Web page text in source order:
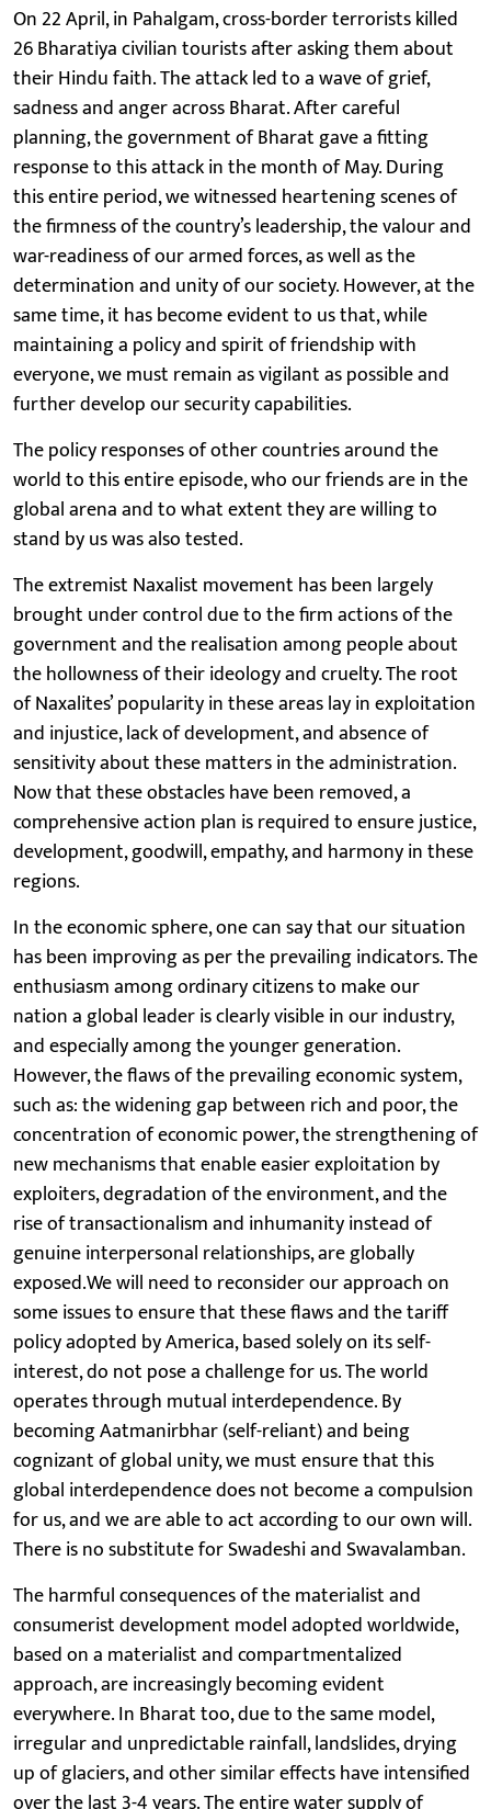
On 22 April, in Pahalgam, cross-border terrorists killed
26 Bharatiya civilian tourists after asking them about
their Hindu faith. The attack led to a wave of grief,
sadness and anger across Bharat. After careful
planning, the government of Bharat gave a fitting
response to this attack in the month of May. During
this entire period, we witnessed heartening scenes of
the firmness of the country’s leadership, the valour and
war-readiness of our armed forces, as well as the
determination and unity of our society. However, at the
same time, it has become evident to us that, while
maintaining a policy and spirit of friendship with
everyone, we must remain as vigilant as possible and
further develop our security capabilities.
The policy responses of other countries around the
world to this entire episode, who our friends are in the
global arena and to what extent they are willing to
stand by us was also tested.
The extremist Naxalist movement has been largely
brought under control due to the firm actions of the
government and the realisation among people about
the hollowness of their ideology and cruelty. The root
of Naxalites’ popularity in these areas lay in exploitation
and injustice, lack of development, and absence of
sensitivity about these matters in the administration.
Now that these obstacles have been removed, a
comprehensive action plan is required to ensure justice,
development, goodwill, empathy, and harmony in these
regions.
In the economic sphere, one can say that our situation
has been improving as per the prevailing indicators. The
enthusiasm among ordinary citizens to make our
nation a global leader is clearly visible in our industry,
and especially among the younger generation.
However, the flaws of the prevailing economic system,
such as: the widening gap between rich and poor, the
concentration of economic power, the strengthening of
new mechanisms that enable easier exploitation by
exploiters, degradation of the environment, and the
rise of transactionalism and inhumanity instead of
genuine interpersonal relationships, are globally
exposed.We will need to reconsider our approach on
some issues to ensure that these flaws and the tariff
policy adopted by America, based solely on its self-
interest, do not pose a challenge for us. The world
operates through mutual interdependence. By
becoming Aatmanirbhar (self-reliant) and being
cognizant of global unity, we must ensure that this
global interdependence does not become a compulsion
for us, and we are able to act according to our own will.
There is no substitute for Swadeshi and Swavalamban.
The harmful consequences of the materialist and
consumerist development model adopted worldwide,
based on a materialist and compartmentalized
approach, are increasingly becoming evident
everywhere. In Bharat too, due to the same model,
irregular and unpredictable rainfall, landslides, drying
up of glaciers, and other similar effects have intensified